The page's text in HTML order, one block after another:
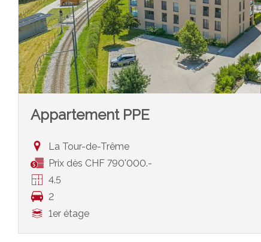
Appartement PPE
La Tour-de-Trême
Prix dès CHF 790'000.-
4.5
2
1er étage